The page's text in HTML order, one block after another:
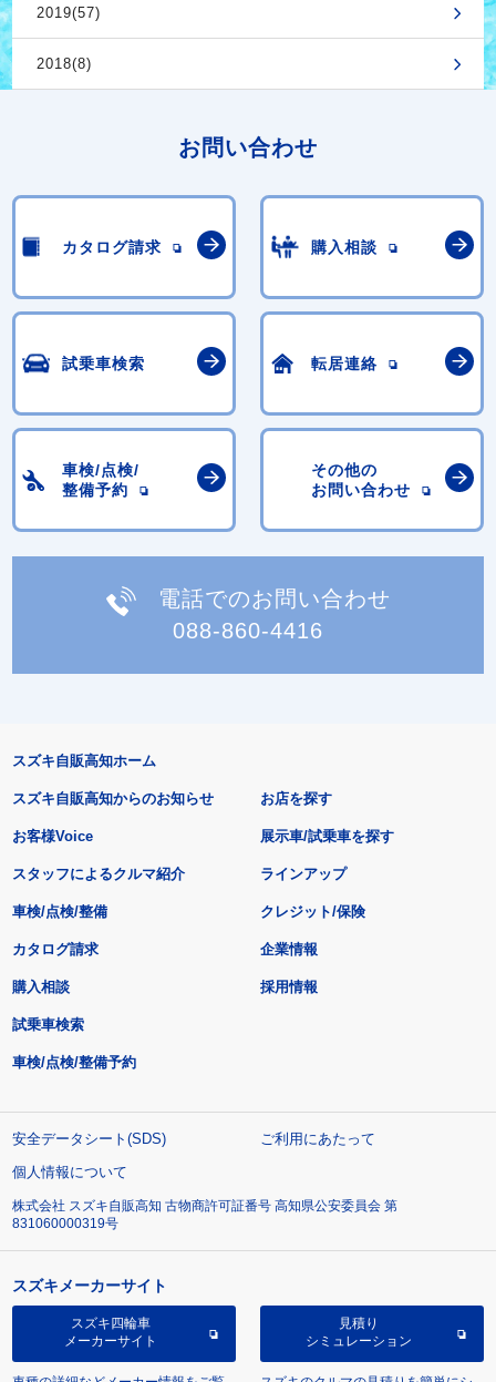
2019(57)
2018(8)
お問い合わせ
カタログ請求 購入相談
試乗車検索 転居連絡
車検/点検/
整備予約
その他の
お問い合わせ
電話でのお問い合わせ
088-860-4416
スズキ自販高知ホーム
スズキ自販高知からのお知らせ
お客様Voice
スタッフによるクルマ紹介
お店を探す
展示車/試乗車を探す
ラインアップ
車検/点検/整備 クレジット/保険
カタログ請求
購入相談
試乗車検索
車検/点検/整備予約
企業情報
採用情報
安全データシート(SDS)
ご利用にあたって
個人情報について
株式会社 スズキ自販高知 古物商許可証番号 高知県公安委員会 第
831060000319号
スズキメーカーサイト
スズキ四輪車
メーカーサイト
見積り
シミュレーション